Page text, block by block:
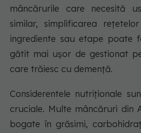
mâncărurile care necesită
similar, simplificarea
ingrediente sau etape poate
gătit mai ușor de gestionat
care trăiesc cu demență.
Considerentele nutriționale
cruciale. Multe mâncăruri din
bogate în grăsimi,